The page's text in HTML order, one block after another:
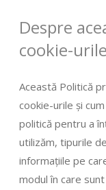
Despre
cookie-urile
Această Politică
cookie-urile și
politică pentru a
utilizăm, tipurile
informațiile pe
modul în care